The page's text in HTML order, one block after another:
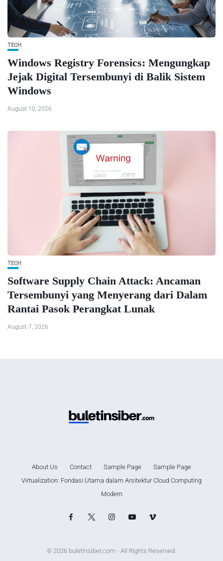
TECH
Windows Registry Forensics: Mengungkap
Jejak Digital Tersembunyi di Balik Sistem
Windows
August 10, 2026
TECH
Software Supply Chain Attack: Ancaman
Tersembunyi yang Menyerang dari Dalam
Rantai Pasok Perangkat Lunak
August 7, 2026
About Us Contact Sample Page
Sample Page
Virtualization: Fondasi Utama dalam Arsitektur Cloud Computing
Modern
© 2026 buletinsiber.com - All Rights Reserved.